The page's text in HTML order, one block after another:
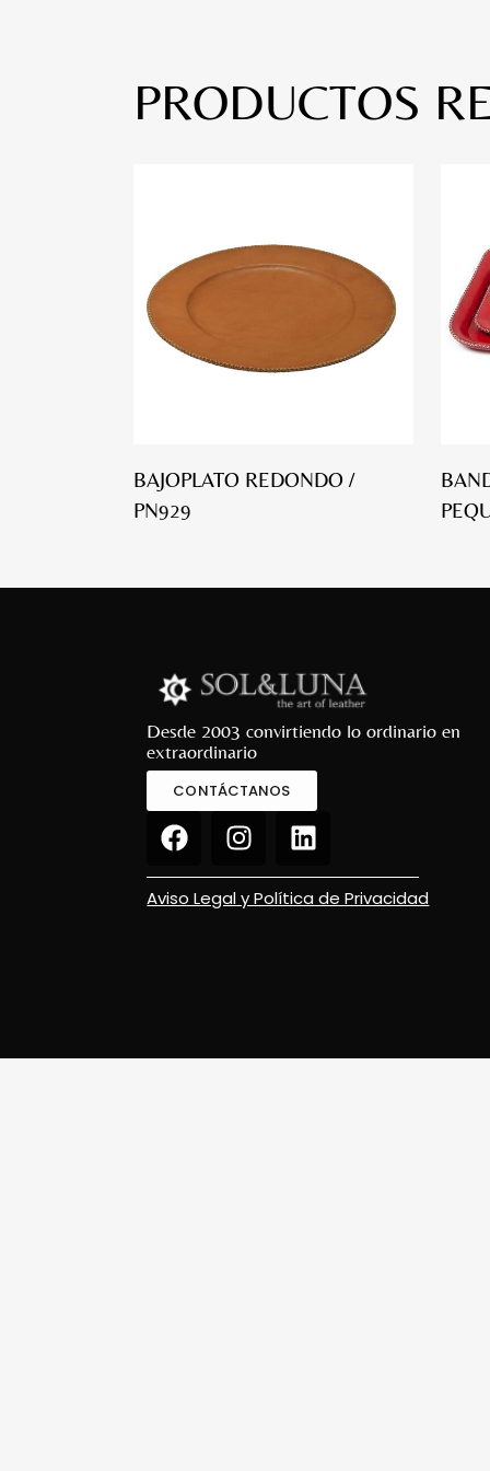
PRODUCTOS
BAJOPLATO REDONDO /
PN929
Desde 2003 convirtiendo lo ordinario en
extraordinario
CONTÁCTANOS
Aviso Legal y Política de Privacidad